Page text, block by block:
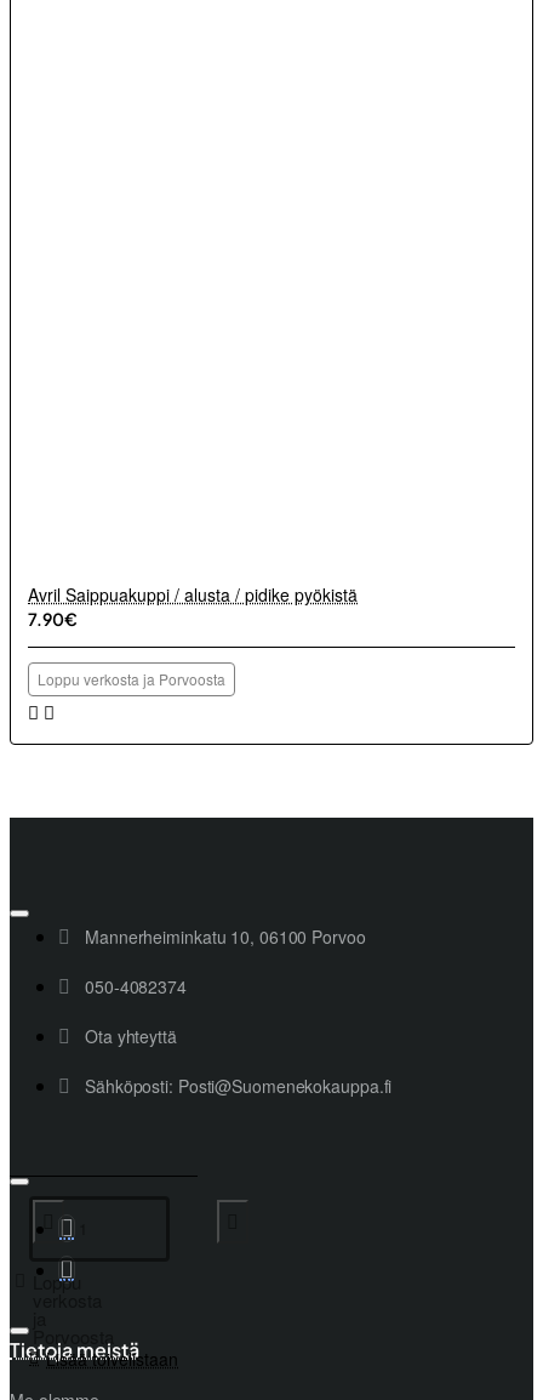
Loppu
Lisää toivelistaan
Avril Saippuakuppi / alusta / pidike pyökistä
7.90€
Loppu verkosta ja Porvoosta
Mannerheiminkatu 10, 06100 Porvoo
050-4082374
Ota yhteyttä
Sähköposti: Posti@Suomenekokauppa.fi
Tietoja meistä